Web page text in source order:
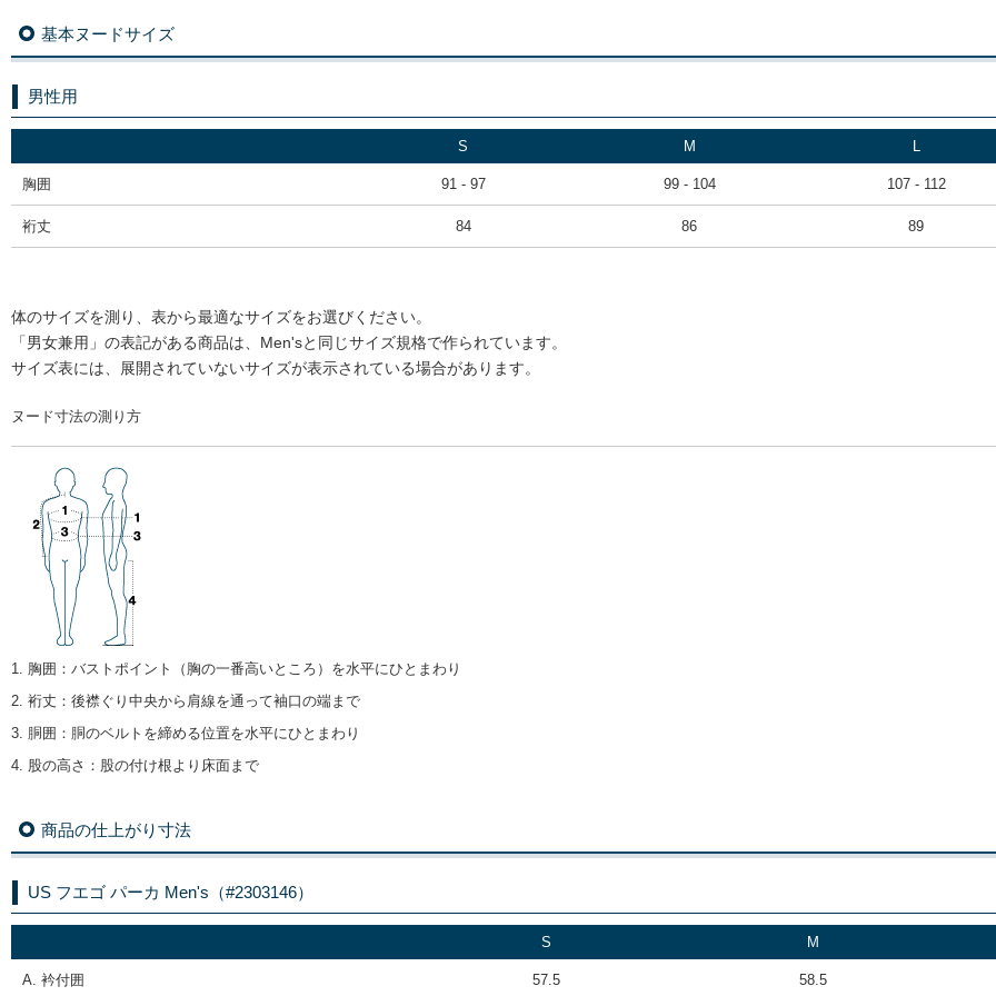
基本ヌードサイズ
男性用
S M L
胸囲 91 - 97 99 - 104 107 - 112
裄丈 84 86 89
体のサイズを測り、表から最適なサイズをお選びください。
「男女兼用」の表記がある商品は、Men'sと同じサイズ規格で作られています。
サイズ表には、展開されていないサイズが表示されている場合があります。
ヌード寸法の測り方
1. 胸囲 ： バストポイント（胸の一番高いところ）を水平にひとまわり
2. 裄丈 ： 後襟ぐり中央から肩線を通って袖口の端まで
3. 胴囲 ： 胴のベルトを締める位置を水平にひとまわり
4. 股の高さ ： 股の付け根より床面まで
商品の仕上がり寸法
US フエゴ パーカ Men's（#2303146）
S M
A. 衿付囲 57.5 58.5